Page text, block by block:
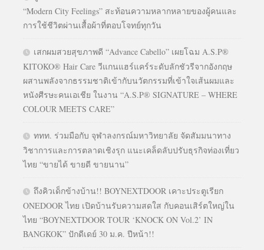
“Modern City Feelings” สะท้อนความหลากหลายของผู้คนและ
การใช้ชีวิตผ่านเสื้อผ้าที่ตอบโจทย์ทุกวัน
เสกผมสวยสุขภาพดี “Advance Cabello” เผยโฉม A.S.P®
KITOKO® Hair Care วีแกนแฮร์แคร์ระดับลักชัวรีจากอังกฤษ
ผสานพลังจากธรรมชาติเข้ากับนวัตกรรมที่เข้าใจเส้นผมและ
หนังศีรษะคนเอเชีย ในงาน “A.S.P® SIGNATURE – WHERE
COLOUR MEETS CARE”
ททท. ร่วมมือกับ จุฬาลงกรณ์มหาวิทยาลัย จัดสัมมนาทาง
วิชาการและการตลาดเชิงรุก แนะเคล็ดลับปรับธุรกิจท่องเที่ยว
ไทย “ขายได้ ขายดี ขายนาน”
ถึงคิวเด็กข้างบ้าน!! BOYNEXTDOOR เคาะประตูเรียก
ONEDOOR ไทย เปิดบ้านรับความสดใส กับคอนเสิร์ตใหญ่ใน
ไทย “BOYNEXTDOOR TOUR ‘KNOCK ON Vol.2’ IN
BANGKOK” ปักดีเดย์ 30 ม.ค. ปีหน้า!!